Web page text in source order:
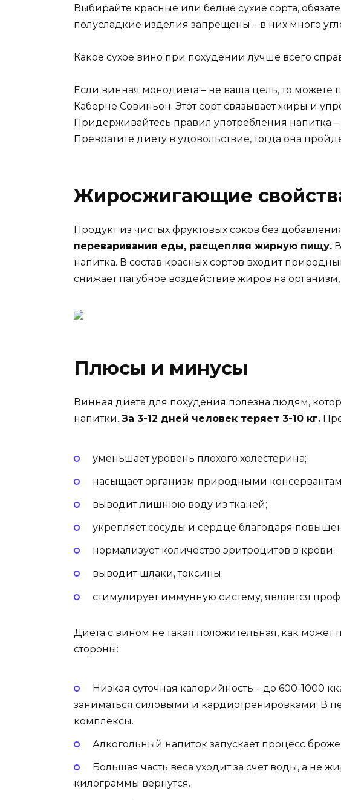
Выбирайте красные или белые сухие сорта,
полусладкие изделия запрещены – в них много
Какое сухое вино при похудении лучше всего
Если винная монодиета – не ваша цель, то
Каберне Совиньон. Этот сорт связывает жиры и
Придерживайтесь правил употребления напитка
Превратите диету в удовольствие, тогда она
Жиросжигающие
Продукт из чистых фруктовых соков без
переваривания еды, расщепляя жирную пищу.
напитка. В состав красных сортов входит
снижает пагубное воздействие жиров на
Плюсы и минусы
Винная диета для похудения полезна людям,
напитки. За 3-12 дней человек теряет 3-10 кг.
уменьшает уровень плохого холестерина;
насыщает организм природными
выводит лишнюю воду из тканей;
укрепляет сосуды и сердце благодаря
нормализует количество эритроцитов в крови;
выводит шлаки, токсины;
стимулирует иммунную систему, является
Диета с вином не такая положительная, как может
стороны:
Низкая суточная калорийность – до 600-1000
заниматься силовыми и кардиотренировками. В
комплексы.
Алкогольный напиток запускает процесс
Большая часть веса уходит за счет воды, а
килограммы вернутся.